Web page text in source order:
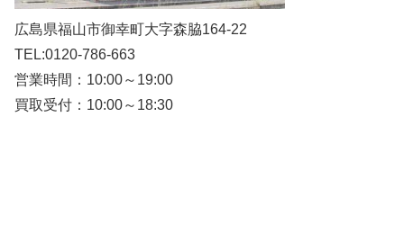
広島県福山市御幸町大字森脇164-22
TEL:0120-786-663
営業時間：10:00～19:00
買取受付：10:00～18:30